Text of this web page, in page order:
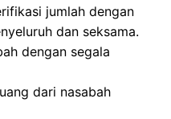
jumlah dengan
dan seksama.
dengan segala
dari nasabah